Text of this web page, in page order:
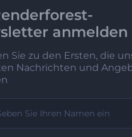
anmelden
Sie zu den Ersten, die
Nachrichten und